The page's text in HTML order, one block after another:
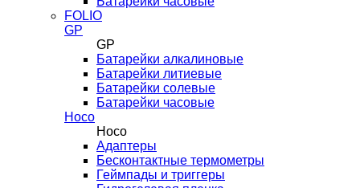
FOLIO
GP
GP
Батарейки алкалиновые
Батарейки литиевые
Батарейки солевые
Батарейки часовые
Hoco
Hoco
Адаптеры
Бесконтактные термометры
Геймпады и триггеры